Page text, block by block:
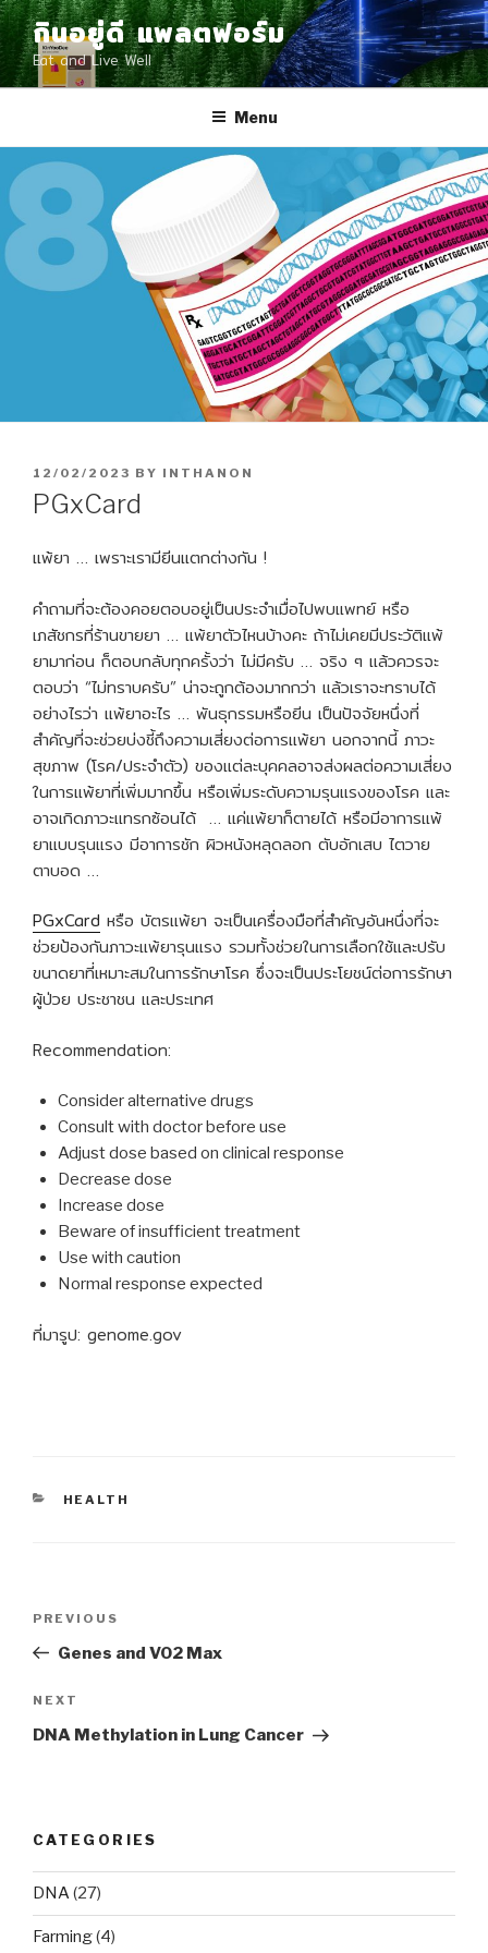
Skip
to
content
กินอยู่ดี แพลตฟอร์ม
Eat and Live Well
Menu
POSTED
ON
12/02/2023 BY INTHANON
PGxCard
แพ้ยา … เพราะเรามียีนแตกต่างกัน !
คำถามที่จะต้องคอยตอบอยู่เป็นประจำเมื่อไปพบแพทย์ หรือ
เภสัชกรที่ร้านขายยา … แพ้ยาตัวไหนบ้างคะ ถ้าไม่เคยมีประวัติแพ้
ยามาก่อน ก็ตอบกลับทุกครั้งว่า ไม่มีครับ … จริง ๆ แล้วควรจะ
ตอบว่า “ไม่ทราบครับ” น่าจะถูกต้องมากกว่า แล้วเราจะทราบได้
อย่างไรว่า แพ้ยาอะไร … พันธุกรรมหรือยีน เป็นปัจจัยหนึ่งที่
สำคัญที่จะช่วยบ่งชี้ถึงความเสี่ยงต่อการแพ้ยา นอกจากนี้ ภาวะ
สุขภาพ (โรค/ประจำตัว) ของแต่ละบุคคลอาจส่งผลต่อความเสี่ยง
ในการแพ้ยาที่เพิ่มมากขึ้น หรือเพิ่มระดับความรุนแรงของโรค และ
อาจเกิดภาวะแทรกซ้อนได้ … แค่แพ้ยาก็ตายได้ หรือมีอาการแพ้
ยาแบบรุนแรง มีอาการชัก ผิวหนังหลุดลอก ตับอักเสบ ไตวาย
ตาบอด …
PGxCard หรือ บัตรแพ้ยา จะเป็นเครื่องมือที่สำคัญอันหนึ่งที่จะ
ช่วยป้องกันภาวะแพ้ยารุนแรง รวมทั้งช่วยในการเลือกใช้และปรับ
ขนาดยาที่เหมาะสมในการรักษาโรค ซึ่งจะเป็นประโยชน์ต่อการรักษา
ผู้ป่วย ประชาชน และประเทศ
Recommendation:
Consider alternative drugs
Consult with doctor before use
Adjust dose based on clinical response
Decrease dose
Increase dose
Beware of insufficient treatment
Use with caution
Normal response expected
ที่มารูป: genome.gov
CATEGORIES
HEALTH
Previous
Post
PREVIOUS
Genes and VO2 Max
Next
Post
NEXT
DNA Methylation in Lung Cancer
CATEGORIES
DNA(27)
Farming(4)